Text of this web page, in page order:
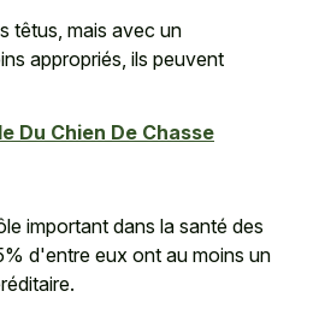
têtus, mais avec un
appropriés, ils peuvent
Du Chien De Chasse
important dans la santé des
d'entre eux ont au moins un